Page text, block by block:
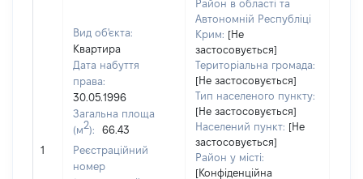
1
Вид об'єкта:
Квартира
Дата набуття
права:
30.05.1996
Загальна площа
(м2):
66.43
Реєстраційний
номер
Район в області та
Автономній Республіці
Крим: [Не
застосовується]
Територіальна громада:
[Не застосовується]
Тип населеного пункту:
[Не застосовується]
Населений пункт: [Не
застосовується]
Район у місті:
[Конфіденційна